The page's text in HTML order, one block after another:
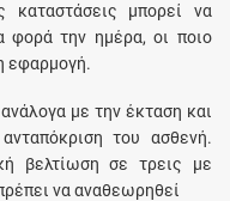
μπορεί να
φορά την ημέρα, οι ποιο
εφαρμογή.
με την έκταση και
του ασθενή.
βελτίωση σε τρεις με
να αναθεωρηθεί